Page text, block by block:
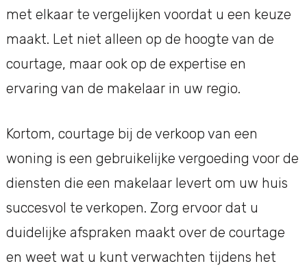
met elkaar te vergelijken voordat u een keuze
maakt. Let niet alleen op de hoogte van de
courtage, maar ook op de expertise en
ervaring van de makelaar in uw regio.
Kortom, courtage bij de verkoop van een
woning is een gebruikelijke vergoeding voor de
diensten die een makelaar levert om uw huis
succesvol te verkopen. Zorg ervoor dat u
duidelijke afspraken maakt over de courtage
en weet wat u kunt verwachten tijdens het